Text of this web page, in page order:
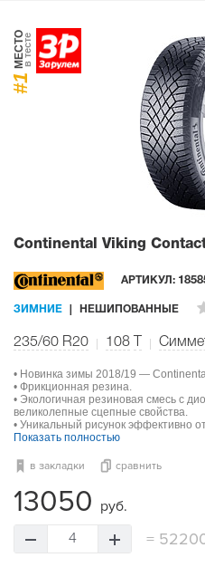
#1
МЕСТОв тесте
Continental Viking
АРТИКУЛ:
ЗИМНИЕ НЕШИПОВАННЫЕ
235/60 R20 108
• Новинка зимы 2018/19 —
• Фрикционная резина.
• Экологичная резиновая смесь с
великолепные сцепные свойства.
• Уникальный рисунок эффективно
Показать полностью
в закладки сравнить
13050 руб.
4 =